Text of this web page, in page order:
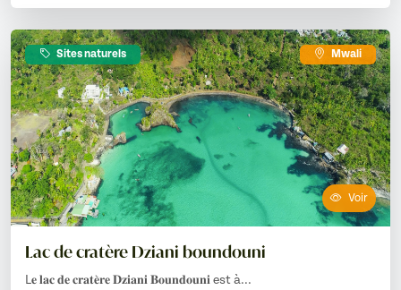
Sites naturels Mwali
Voir
Lac de cratère Dziani boundouni
L𝐞 𝐥𝐚𝐜 𝐝𝐞 𝐜𝐫𝐚𝐭𝐞̀𝐫𝐞 𝐃𝐳𝐢𝐚𝐧𝐢 𝐁𝐨𝐮𝐧𝐝𝐨𝐮𝐧𝐢 est à...